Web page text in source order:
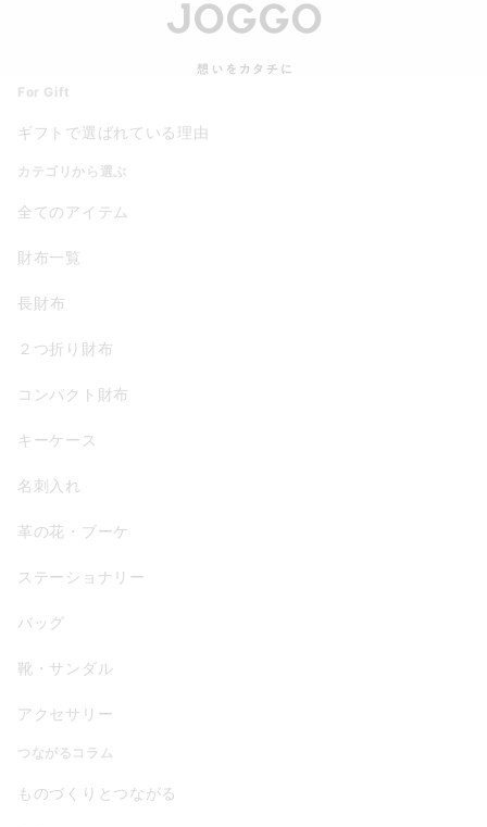
For Gift
ギフトで選ばれている理由
カテゴリから選ぶ
全てのアイテム
財布一覧
長財布
２つ折り財布
コンパクト財布
キーケース
名刺入れ
革の花・ブーケ
ステーショナリー
バッグ
靴・サンダル
アクセサリー
つながるコラム
ものづくりとつながる